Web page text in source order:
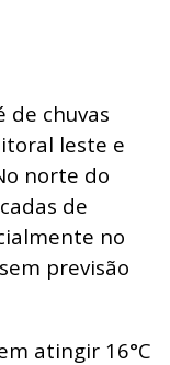
de chuvas
leste e
norte do
de
no
previsão
atingir 16°C